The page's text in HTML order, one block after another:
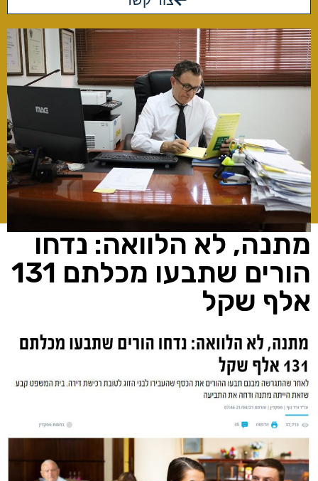
מתנה, לא הלוואה: נדחו
הורים שתבעו מכלתם 131
אלף שקל